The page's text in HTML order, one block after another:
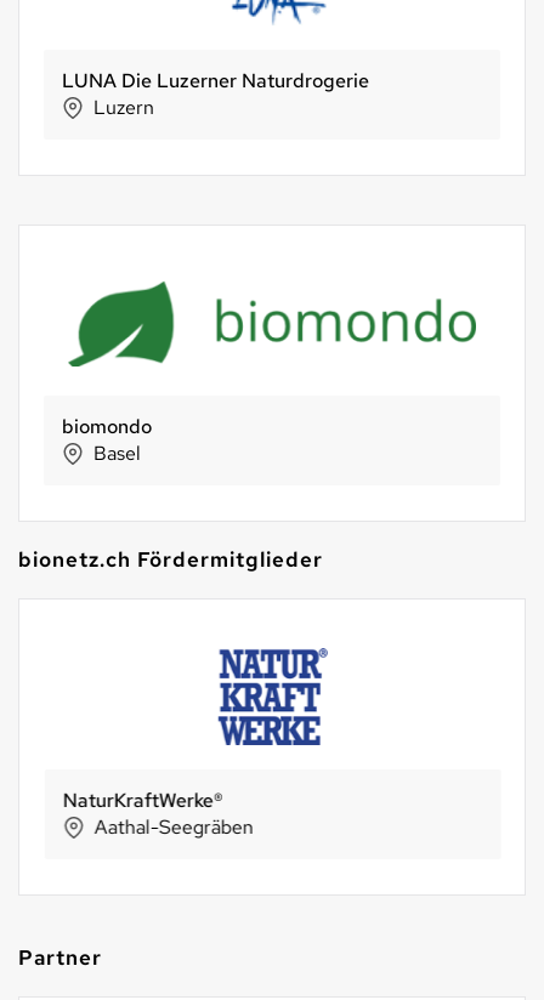
LUNA Die Luzerner Naturdrogerie
Luzern
biomondo
Basel
bionetz.ch Fördermitglieder
NaturKraftWerke®
Aathal-Seegräben
Partner